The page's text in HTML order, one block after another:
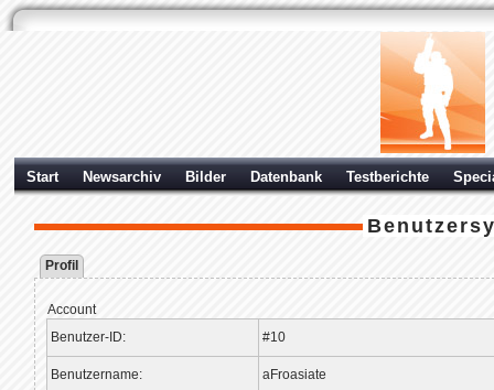
Start Newsarchiv Bilder Datenbank Testberichte
Profil
Account
Benutzer-ID:
#10
Benutzername: aFroasiate